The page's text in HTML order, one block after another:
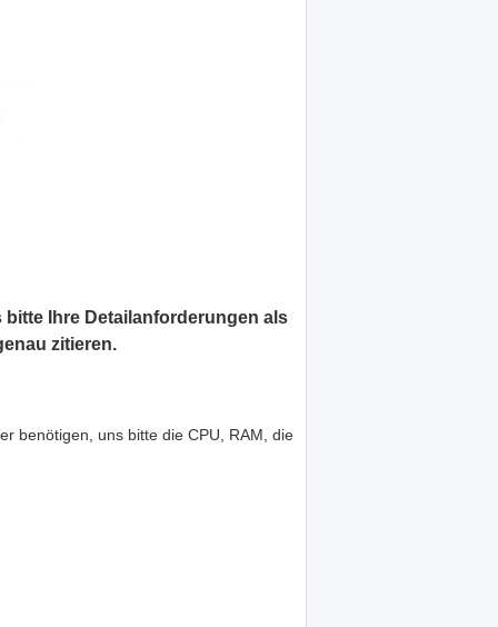
Ihre Detailanforderungen als
zitieren.
benötigen, uns bitte die CPU, RAM, die